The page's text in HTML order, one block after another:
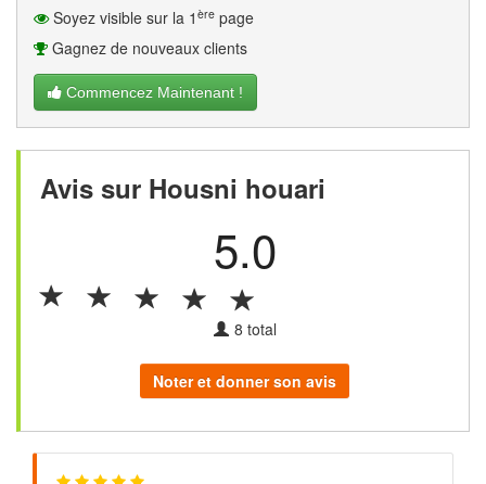
Soyez visible sur la 1 ère page
Gagnez de nouveaux clients
Commencez Maintenant !
Avis sur Housni houari
5.0
8 total
Noter et donner son avis